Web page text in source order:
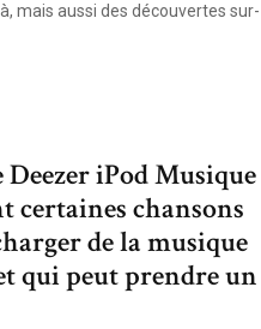
mais aussi des découvertes sur-
Deezer iPod Musique
certaines chansons
de la musique
qui peut prendre un